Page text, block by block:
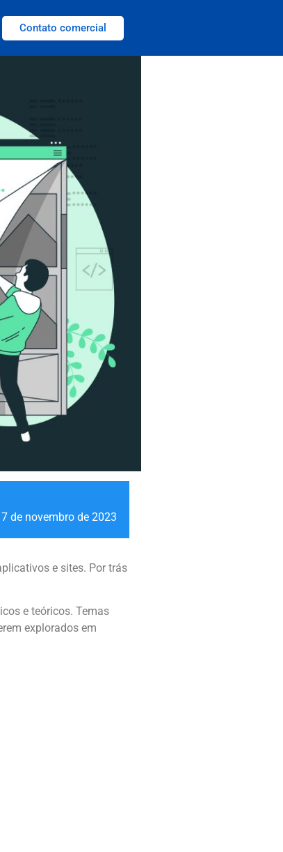
Contato comercial
7 de novembro de 2023
e sites. Por trás
e teóricos. Temas
explorados em